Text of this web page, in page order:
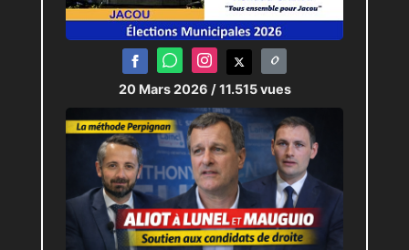
20 Mars 2026 / 11.515 vues